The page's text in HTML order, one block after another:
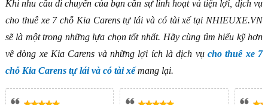
Khi nhu cầu di chuyển của bạn cần sự linh hoạt và tiện lợi, dịch vụ
cho thuê xe 7 chỗ Kia Carens tự lái và có tài xế tại NHIEUXE.VN
sẽ là một trong những lựa chọn tốt nhất. Hãy cùng tìm hiểu kỹ hơn
về dòng xe Kia Carens và những lợi ích là dịch vụcho thuê xe 7
chỗ Kia Carens tự lái và có tài xếmang lại.